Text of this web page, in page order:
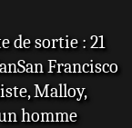
de sortie : 21
Francisco
Malloy,
homme